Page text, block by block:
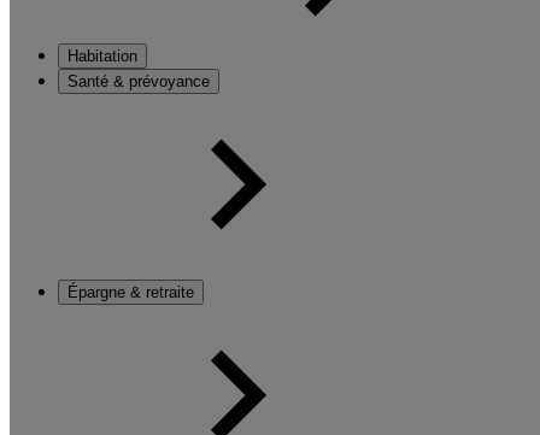
Habitation
Santé & prévoyance
Épargne & retraite